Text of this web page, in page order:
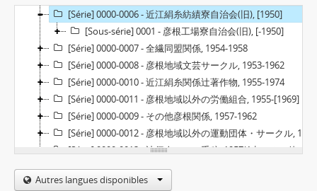
[Série] 0000-0006 - 近江絹糸紡績寮自治会(旧), [1950]
[Sous-série] 0001 - 彦根工場寮自治会(旧), [-1950]
[Série] 0000-0007 - 全繊同盟関係, 1954-1958
[Série] 0000-0008 - 彦根地域文芸サークル, 1953-1962
[Série] 0000-0010 - 近江絹糸関係辻著作物, 1955-1974
[Série] 0000-0011 - 彦根地域以外の労働組合, 1955-[1969]
[Série] 0000-0009 - その他彦根関係, 1957-1962
[Série] 0000-0012 - 彦根地域以外の運動団体・サークル, 1952-1974
[Série] 0000-0013 - 辻個人メモ・手稿, 1957(1点のみ、他不明)
[Série] 0000-0014 - 辻以外個人手稿, 1961
[Série] 0000-0015 - 図書・新聞, 1950-1974
Autres langues disponibles